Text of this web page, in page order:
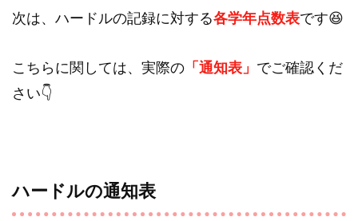
次は、ハードルの記録に対する各学年点数表です😆
こちらに関しては、実際の 「通知表」 でご確認くだ
さい👇
ハードルの通知表